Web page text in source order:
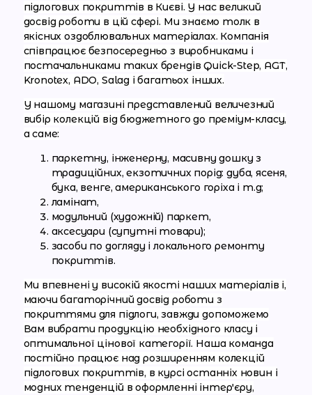
підлогових покриттів в Києві. У нас великий
досвід роботи в цій сфері. Ми знаємо толк в
якісних оздоблювальних матеріалах. Компанія
співпрацює безпосередньо з виробниками і
постачальниками таких брендів Quick-Step, AGT,
Kronotex, ADO, Salag і багатьох інших.
У нашому магазині представлений величезний
вибір колекцій від бюджетного до преміум-класу,
а саме:
паркетну, інженерну, масивну дошку з
традиційних, екзотичних порід: дуба, ясеня,
бука, венге, американського горіха і т.д;
ламінат,
модульний (художній) паркет,
аксесуари (супутні товари);
засоби по догляду і локального ремонту
покриттів.
Ми впевнені у високій якості наших матеріалів і,
маючи багаторічний досвід роботи з
покриттями для підлоги, завжди допоможемо
Вам вибрати продукцію необхідного класу і
оптимальної цінової категорії. Наша команда
постійно працює над розширенням колекцій
підлогових покриттів, в курсі останніх новин і
модних тенденцій в оформленні інтер'єру,